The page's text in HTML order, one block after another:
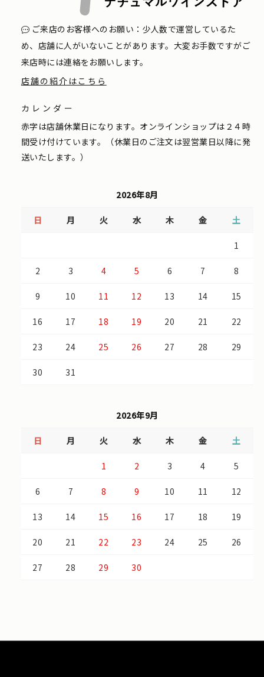
ご来店のお客様へのお願い：少人数で運営しているた
め、店舗に人がいないことがあります。大変お手数ですがご
来店時には連絡をお願いします。
店舗の紹介はこちら
カレンダー
赤字は店舗休業日になります。オンラインショップは２４時
間受け付けています。（休業日のご注文は翌営業日以降に発
送いたします。）
2026年8月
日 月 火 水 木 金 土
1
2 3 4 5 6 7 8
9 10 11 12 13 14 15
16 17 18 19 20 21 22
23 24 25 26 27 28 29
30 31
2026年9月
日 月 火 水 木 金 土
1 2 3 4 5
6 7 8 9 10 11 12
13 14 15 16 17 18 19
20 21 22 23 24 25 26
27 28 29 30